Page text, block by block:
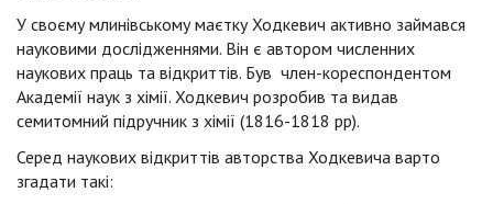
У своєму млинівському маєтку Ходкевич активно займався
науковими дослідженнями. Він є автором численних
наукових праць та відкриттів. Був член-кореспондентом
Академії наук з хімії. Ходкевич розробив та видав
семитомний підручник з хімії (1816-1818 рр).
Серед наукових відкриттів авторства Ходкевича варто
згадати такі: